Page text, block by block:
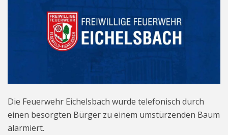
Die Feuerwehr Eichelsbach wurde telefonisch durch
einen besorgten Bürger zu einem umstürzenden Baum
alarmiert.